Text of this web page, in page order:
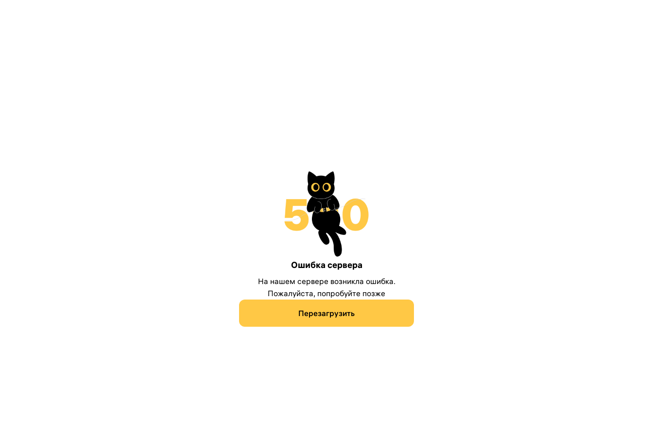
Ошибка сервера
На нашем сервере возникла ошибка.
Пожалуйста, попробуйте позже
Перезагрузить